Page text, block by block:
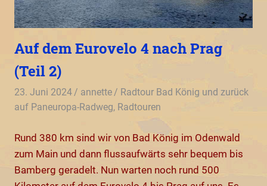
Auf dem Eurovelo 4 nach Prag
(Teil 2)
23. Juni 2024 annette
Radtour Bad König und zurück
auf Paneuropa-Radweg, Radtouren
Rund 380 km sind wir von Bad König im Odenwald
zum Main und dann flussaufwärts sehr bequem bis
Bamberg geradelt. Nun warten noch rund 500